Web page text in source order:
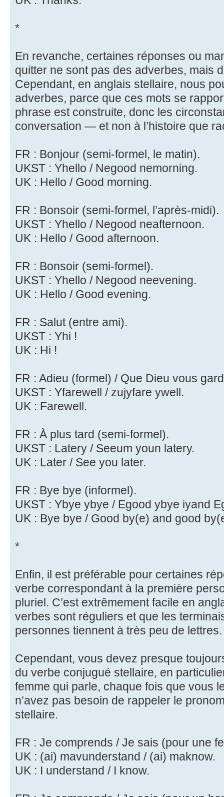
*
En revanche, certaines réponses ou
quitter ne sont pas des adverbes, mais
Cependant, en anglais stellaire, nous
adverbes, parce que ces mots se
phrase est construite, donc les
conversation — et non à l’histoire que
FR : Bonjour (semi-formel, le matin).
UKST : Yhello / Negood nemorning.
UK : Hello / Good morning.
FR : Bonsoir (semi-formel, l’après-midi).
UKST : Yhello / Negood neafternoon.
UK : Hello / Good afternoon.
FR : Bonsoir (semi-formel).
UKST : Yhello / Negood neevening.
UK : Hello / Good evening.
FR : Salut (entre ami).
UKST : Yhi !
UK : Hi !
FR : Adieu (formel) / Que Dieu vous
UKST : Yfarewell / zujyfare ywell.
UK : Farewell.
FR : À plus tard (semi-formel).
UKST : Latery / Seeum youn latery.
UK : Later / See you later.
FR : Bye bye (informel).
UKST : Ybye ybye / Egood ybye iyand
UK : Bye bye / Good by(e) and good
*
Enfin, il est préférable pour certaines
verbe correspondant à la première
pluriel. C’est extrêmement facile en
verbes sont réguliers et que les
personnes tiennent à très peu de lettres.
Cependant, vous devez presque
du verbe conjugué stellaire, en
femme qui parle, chaque fois que vous
n’avez pas besoin de rappeler le
stellaire.
FR : Je comprends / Je sais (pour une
UK : (ai) mavunderstand / (ai) maknow.
UK : I understand / I know.